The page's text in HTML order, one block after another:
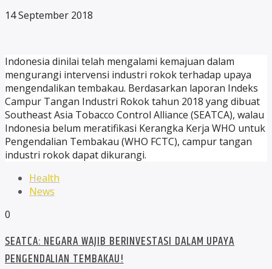
14 September 2018
Indonesia dinilai telah mengalami kemajuan dalam
mengurangi intervensi industri rokok terhadap upaya
mengendalikan tembakau. Berdasarkan laporan Indeks
Campur Tangan Industri Rokok tahun 2018 yang dibuat
Southeast Asia Tobacco Control Alliance (SEATCA), walau
Indonesia belum meratifikasi Kerangka Kerja WHO untuk
Pengendalian Tembakau (WHO FCTC), campur tangan
industri rokok dapat dikurangi.
Health
News
0
SEATCA: NEGARA WAJIB BERINVESTASI DALAM UPAYA
PENGENDALIAN TEMBAKAU!